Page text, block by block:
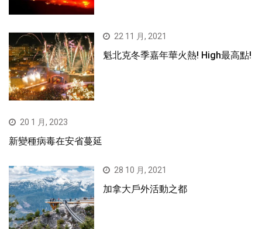
22 11 月, 2021
魁北克冬季嘉年華火熱! High最高點!
20 1 月, 2023
新變種病毒在安省蔓延
28 10 月, 2021
加拿大戶外活動之都